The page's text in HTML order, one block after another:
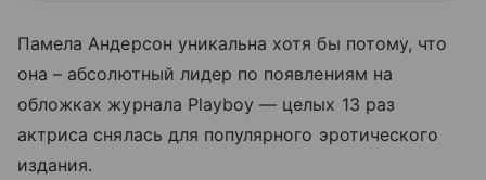
Памела Андерсон уникальна хотя бы потому, что
она – абсолютный лидер по появлениям на
обложках журнала Playboy — целых 13 раз
актриса снялась для популярного эротического
издания.